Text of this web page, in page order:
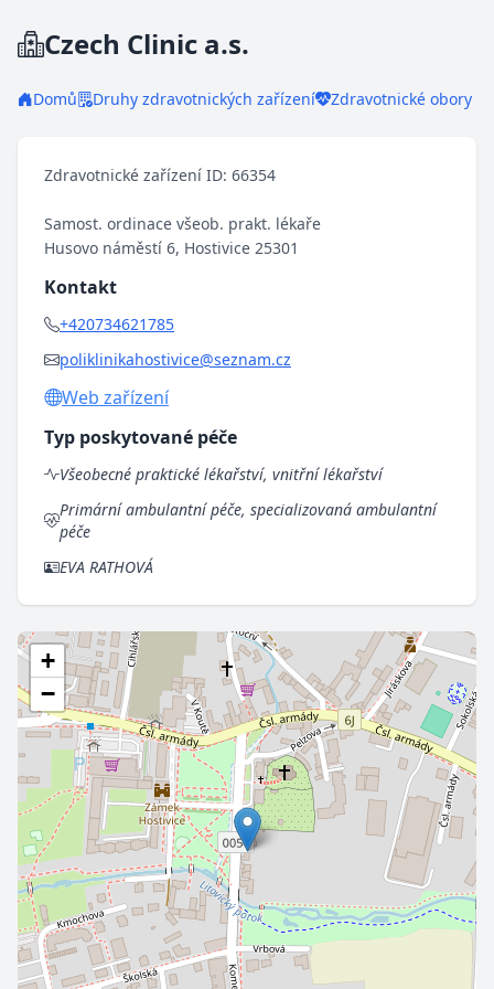
Czech Clinic a.s.
Domů Druhy zdravotnických zařízení Zdravotnické obory
Zdravotnické zařízení ID: 66354
Samost. ordinace všeob. prakt. lékaře
Husovo náměstí 6, Hostivice 25301
Kontakt
+420734621785
poliklinikahostivice@seznam.cz
Web zařízení
Typ poskytované péče
Všeobecné praktické lékařství, vnitřní lékařství
Primární ambulantní péče, specializovaná ambulantní
péče
EVA RATHOVÁ
+
−